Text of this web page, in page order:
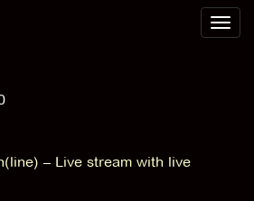
Toggle
– Live stream with live